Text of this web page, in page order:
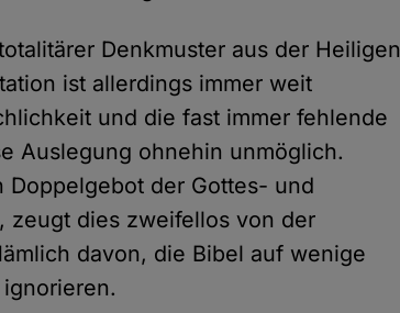
Denkmuster aus der Heiligen
ist allerdings immer weit
und die fast immer fehlende
Auslegung ohnehin unmöglich.
Doppelgebot der Gottes- und
zeugt dies zweifellos von der
davon, die Bibel auf wenige